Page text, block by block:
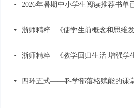
끙 2026年暑期中小学生阅读推荐书
끙 浙师精粹 | 《使学生前概念和思维
끙 浙师精粹 | 《教学回归生活 增强学
끙 四环五式——科学部落格赋能的课